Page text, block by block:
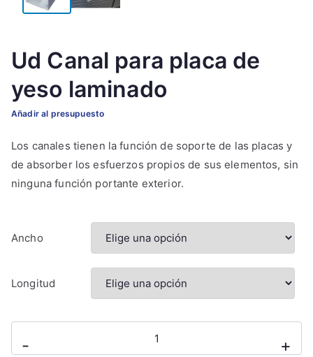
Ud Canal para placa de
yeso laminado
Los canales tienen la función de soporte de las placas y
de absorber los esfuerzos propios de sus elementos, sin
ninguna función portante exterior.
Ancho
Longitud
-
Canal
+
Añadir al presupuesto